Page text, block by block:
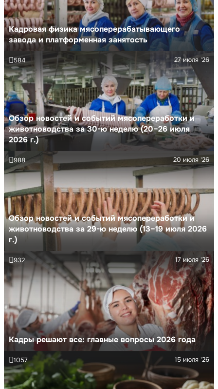
Кадровая физика мясоперерабатывающего
завода и платформенная занятость
Обзор новостей и событий мясопереработки и
животноводства за 30-ю неделю (20–26 июля
2026 г.)
27 июля '26
584
Обзор новостей и событий мясопереработки и
животноводства за 29-ю неделю (13–19 июля 2026
г.)
20 июля '26
988
Кадры решают все: главные вопросы 2026 года
17 июля '26
932
15 июля '26
1057